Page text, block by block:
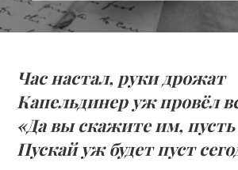
Час настал, руки дрожат
Капельдинер уж провёл
«Да вы скажите им,
Пускай уж будет пуст